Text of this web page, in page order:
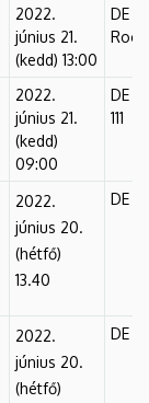
2022.
június 21.
(kedd) 13:00
DE
2022.
június 21.
(kedd)
09:00
DE
111
2022.
június 20.
(hétfő)
13.40
DE
2022.
június 20.
(hétfő)
DE